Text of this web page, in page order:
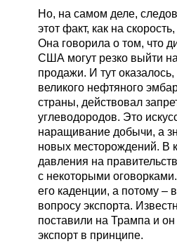
Но, на самом деле,
этот факт, как на
Она говорила о том, что
США могут резко выйти
продажи. И тут
великого нефтяного
страны, действовал
углеводородов. Это
наращивание добычи, а
новых месторождений. В
давления на
с некоторыми
его каденции, а потому
вопросу экспорта.
поставили на Трампа и он
экспорт в принципе.